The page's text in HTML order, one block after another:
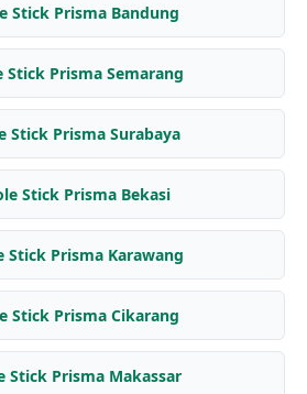
Stick Prisma Bandung
Stick Prisma Semarang
Stick Prisma Surabaya
Stick Prisma Bekasi
Stick Prisma Karawang
Stick Prisma Cikarang
Stick Prisma Makassar